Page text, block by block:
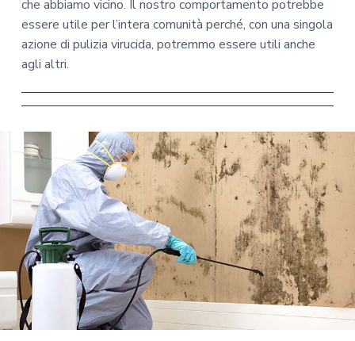
che abbiamo vicino. Il nostro comportamento potrebbe
essere utile per l’intera comunità perché, con una singola
azione di pulizia virucida, potremmo essere utili anche
agli altri.